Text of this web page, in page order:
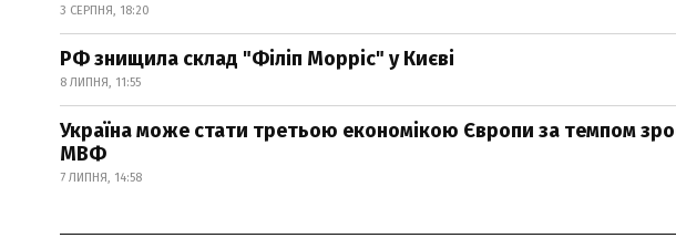
3 СЕРПНЯ, 18:20
РФ знищила склад "Філіп Морріс" у Києві
8 ЛИПНЯ, 11:55
Україна може стати третьою економікою Європи за темпом
МВФ
7 ЛИПНЯ, 14:58